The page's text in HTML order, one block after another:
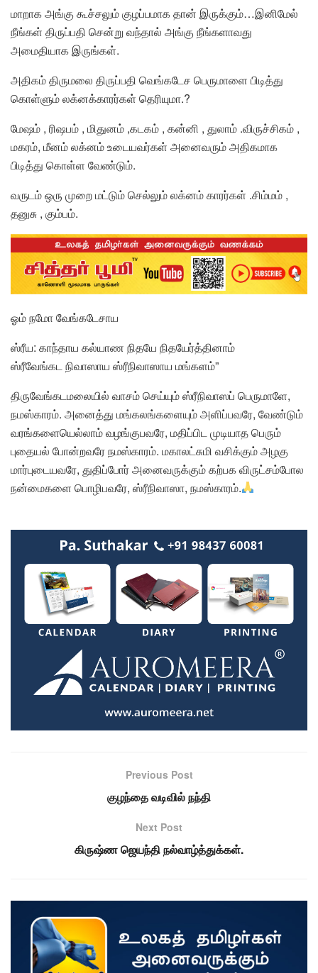
மாறாக அங்கு கூச்சலும் குழப்பமாக தான் இருக்கும்…இனிமேல்
நீங்கள் திருப்பதி சென்று வந்தால் அங்கு நீங்களாவது
அமைதியாக இருங்கள்.
அதிகம் திருமலை திருப்பதி வெங்கடேச பெருமாளை பிடித்து
கொள்ளும் லக்னக்காரர்கள் தெரியுமா.?
மேஷம் , ரிஷபம் , மிதுனம் ,கடகம் , கன்னி , துலாம் .விருச்சிகம் ,
மகரம், மீனம் லக்னம் உடையவர்கள் அனைவரும் அதிகமாக
பிடித்து கொள்ள வேண்டும்.
வருடம் ஒரு முறை மட்டும் செல்லும் லக்னம் காரர்கள் .சிம்மம் ,
தனுசு , கும்பம்.
ஓம் நமோ வேங்கடேசாய
ஸ்ரீய: காந்தாய கல்யாண நிதயே நிதயேர்த்தினாம்
ஸ்ரீவேங்கட நிவாஸாய ஸ்ரீநிவாஸாய மங்களம்”
திருவேங்கடமலையில் வாசம் செய்யும் ஸ்ரீநிவாஸப் பெருமாளே,
நமஸ்காரம். அனைத்து மங்கலங்களையும் அளிப்பவரே, வேண்டும்
வரங்களையெல்லாம் வழங்குபவரே, மதிப்பிட முடியாத பெரும்
புதையல் போன்றவரே நமஸ்காரம். மகாலட்சுமி வசிக்கும் அழகு
மார்புடையவரே, துதிப்போர் அனைவருக்கும் கற்பக விருட்சம்போல
நன்மைகளை பொழிபவரே, ஸ்ரீநிவாஸா, நமஸ்காரம்.
Previous Post
குழந்தை வடிவில் நந்தி
Next Post
கிருஷ்ண ஜெயந்தி நல்வாழ்த்துக்கள்.